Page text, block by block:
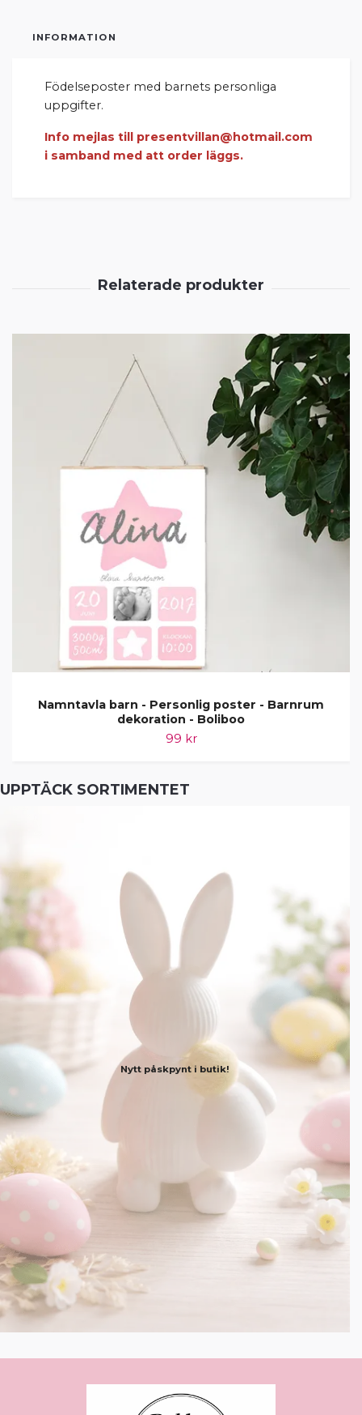
UPPTÄCK SORTIMENTET
Nytt påskpynt i butik!
INFORMATION
Födelseposter med barnets personliga
uppgifter.
Info mejlas till presentvillan@hotmail.com
i samband med att order läggs.
Namntavla barn - Personlig poster - Barnrum
dekoration - Boliboo
99 kr